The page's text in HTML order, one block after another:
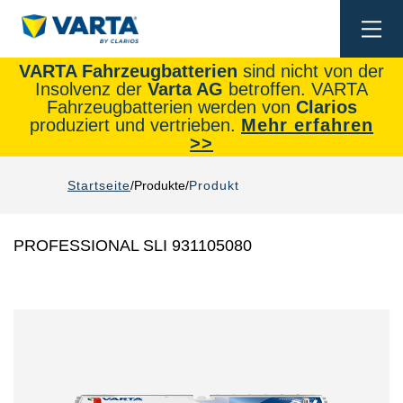
VARTA Fahrzeugbatterien sind nicht von der
Insolvenz der Varta AG betroffen. VARTA
Fahrzeugbatterien werden von Clarios
produziert und vertrieben. Mehr erfahren
>>
Startseite Produkte Produkt
PROFESSIONAL SLI 931105080